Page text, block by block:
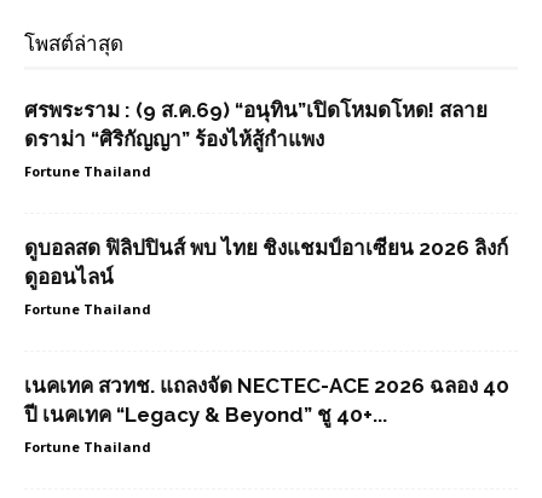
โพสต์ล่าสุด
ศรพระราม : (9 ส.ค.69) “อนุทิน”เปิดโหมดโหด! สลาย
ดราม่า “ศิริกัญญา” ร้องไห้สู้กำแพง
Fortune Thailand
ดูบอลสด ฟิลิปปินส์ พบ ไทย ชิงแชมป์อาเซียน 2026 ลิงก์
ดูออนไลน์
Fortune Thailand
เนคเทค สวทช. แถลงจัด NECTEC-ACE 2026 ฉลอง 40
ปี เนคเทค “Legacy & Beyond” ชู 40+...
Fortune Thailand